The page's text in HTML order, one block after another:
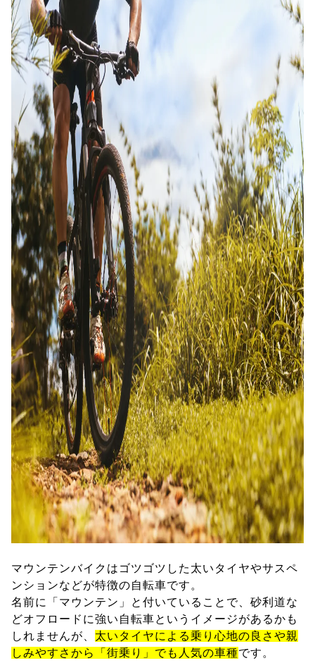
マウンテンバイクはゴツゴツした太いタイヤやサスペ
ンションなどが特徴の自転車です。
名前に「マウンテン」と付いていることで、砂利道な
どオフロードに強い自転車というイメージがあるかも
しれませんが、 太いタイヤによる乗り心地の良さや親
しみやすさから「街乗り」でも人気の車種です。